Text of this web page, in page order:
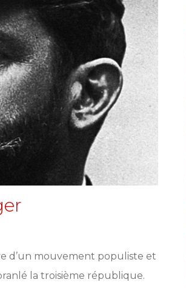
d’un mouvement populiste et
la troisième république.